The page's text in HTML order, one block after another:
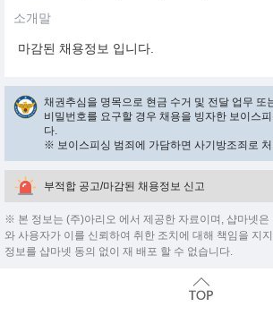
소개말
마감된 채용정보 입니다.
채권추심을 명목으로 현금 수거 및 전달 업무 또
비밀번호를 요구할 경우 채용을 빙자한 보이스
다.
※ 보이스피싱 범죄에 가담하면 사기방조죄로
부적합 공고/마감된 채용정보 신고
※ 본 정보는 (주)아리오 에서 제공한 자료이며, 샵마넷은
와 사용자가 이를 신뢰하여 취한 조치에 대해 책임을 지
정보를 샵마넷 동의 없이 재 배포 할 수 없습니다.